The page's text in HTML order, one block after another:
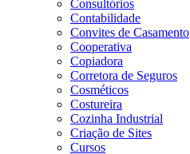
Consultórios
Contabilidade
Convites de Casamento
Cooperativa
Copiadora
Corretora de Seguros
Cosméticos
Costureira
Cozinha Industrial
Criação de Sites
Cursos